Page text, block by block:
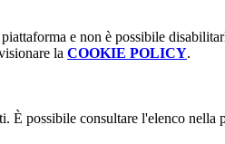
e non è possibile
la COOKIE POLICY.
È possibile consultare l'elenco nella